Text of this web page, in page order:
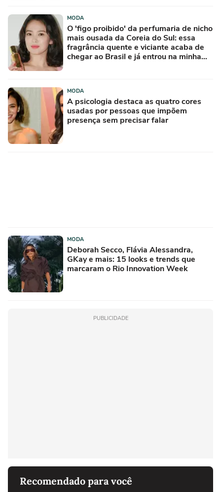
MODA
O 'figo proibido' da perfumaria de nicho
mais ousada da Coreia do Sul: essa
fragrância quente e viciante acaba de
chegar ao Brasil e já entrou na minha
MODA
A psicologia destaca as quatro cores
usadas por pessoas que impõem
presença sem precisar falar
MODA
Deborah Secco, Flávia Alessandra,
GKay e mais: 15 looks e trends que
marcaram o Rio Innovation Week
PUBLICIDADE
Recomendado para você